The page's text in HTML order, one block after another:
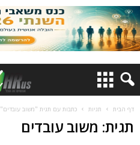
דף הבית תגיות כתבות עם תגית "משוב עובדים"
תגית: משוב עובדים